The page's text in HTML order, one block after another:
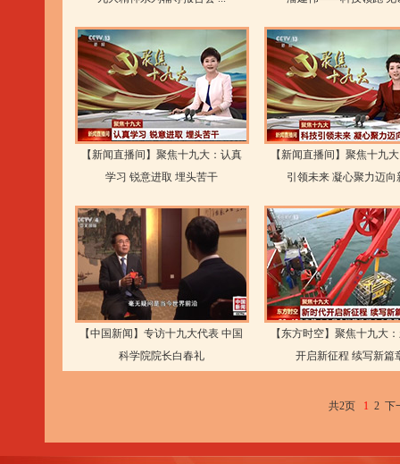
【新闻直播间】聚焦十九大：认真
学习 锐意进取 埋头苦干
【新闻直播间】聚焦十九
引领未来 凝心聚力迈向
【中国新闻】专访十九大代表 中国
科学院院长白春礼
【东方时空】聚焦十九大
开启新征程 续写新篇
共2页 1 2 下